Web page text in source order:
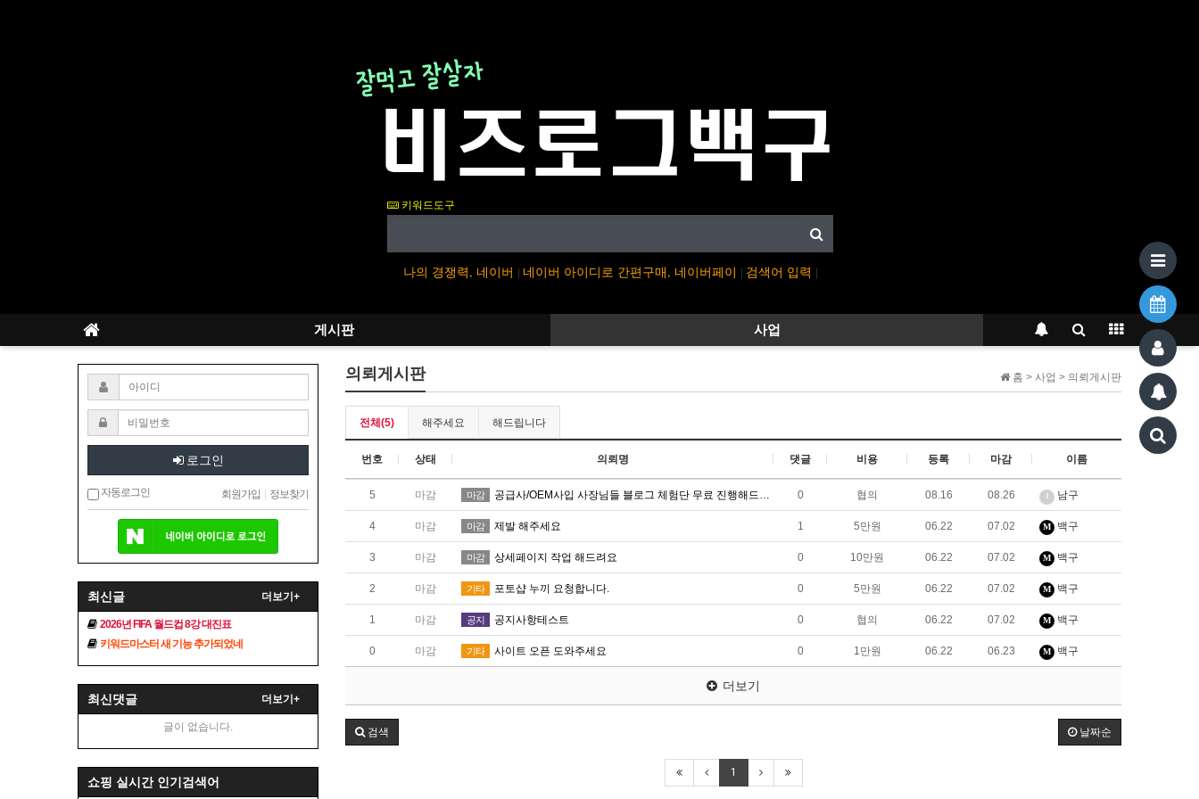
키워드도구
나의 경쟁력, 네이버 | 네이버 아이디로 간편구매, 네이버페이 | 검색어 입력 |
게시판 사업
홈 > 사업 > 의뢰게시판
의뢰게시판
전체(5) 해주세요 해드립니다
번호 상태 의뢰명 댓글 비용 등록 마감 이름
5 마감 마감 공급사/OEM사입 사장님들 블로그 체험단 무료 진행해드립니다 ! 0 협의 08.16 08.26 남구
4 마감 마감 제발 해주세요 1 5만원 06.22 07.02 M 백구
3 마감 마감 상세페이지 작업 해드려요 0 10만원 06.22 07.02 M 백구
2 마감 기타 포토샵 누끼 요청합니다. 0 5만원 06.22 07.02 M 백구
1 마감 공지 공지사항테스트 0 협의 06.22 07.02 M 백구
0 마감 기타 사이트 오픈 도와주세요 0 1만원 06.22 06.23 M 백구
더보기
날짜순
검색
1
로그인
자동로그인 회원가입 정보찾기
최신글 더보기+
2026년 FIFA 월드컵 8강 대진표
키워드마스터 새 기능 추가되었네
최신댓글 더보기+
글이 없습니다.
쇼핑 실시간 인기검색어